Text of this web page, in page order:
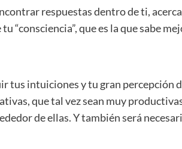
respuestas dentro de ti,
tu “consciencia”, que es la que sabe
tus intuiciones y tu gran percepción
que tal vez sean muy
de ellas. Y también será